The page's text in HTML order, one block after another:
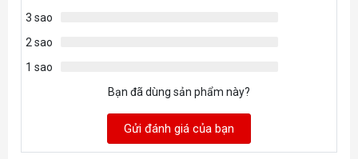
3 sao
2 sao
1 sao
Bạn đã dùng sản phẩm này?
Gửi đánh giá của bạn